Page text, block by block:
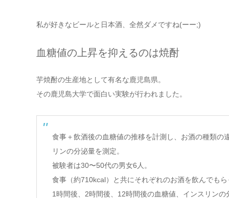
私が好きなビールと日本酒、全然ダメですね(ーー;)
血糖値の上昇を抑えるのは焼酎
芋焼酎の生産地として有名な鹿児島県。
その鹿児島大学で面白い実験が行われました。
食事＋飲酒後の血糖値の推移を計測し、お酒の種類の
リンの分泌量を測定。
被験者は30〜50代の男女6人。
食事（約710kcal）と共にそれぞれのお酒を飲んでも
1時間後、2時間後、12時間後の血糖値、インスリン